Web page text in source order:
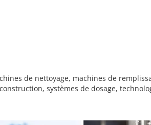
de nettoyage, machines de
systèmes de dosage,